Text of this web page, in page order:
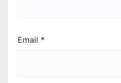
Email *